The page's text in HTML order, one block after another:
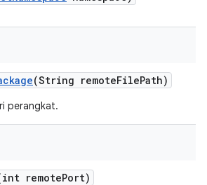
(String remoteFilePath)
perangkat.
remotePort)